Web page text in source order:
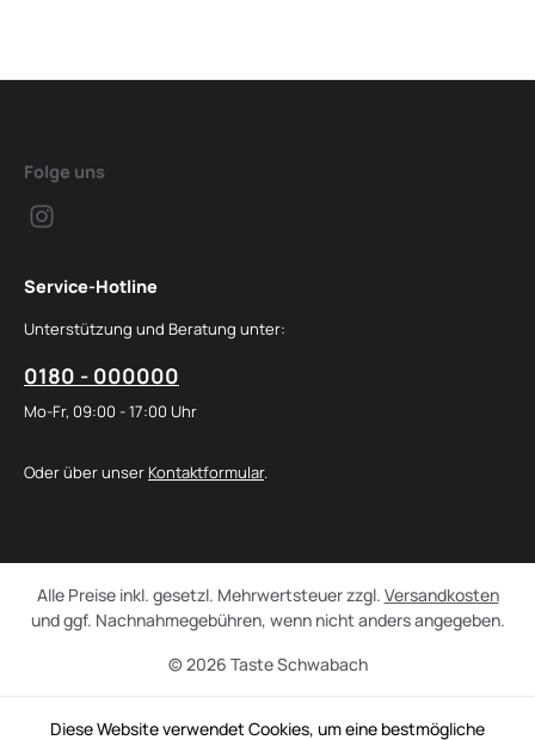
Folge uns
Service-Hotline
Unterstützung und Beratung unter:
0180 - 000000
Mo-Fr, 09:00 - 17:00 Uhr
Oder über unser Kontaktformular.
© 2026 Taste Schwabach
Alle Preise inkl. gesetzl. Mehrwertsteuer zzgl. Versandkosten
und ggf. Nachnahmegebühren, wenn nicht anders angegeben.
Diese Website verwendet Cookies, um eine bestmögliche